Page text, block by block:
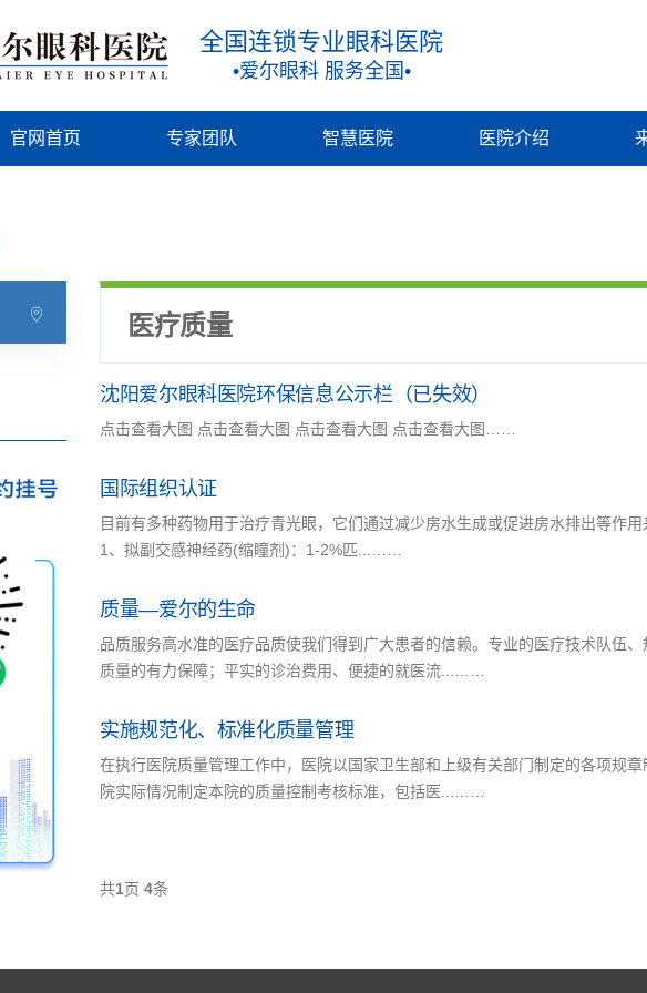
全国连锁专业眼科医院
•爱尔眼科 服务全国•
官网首页 专家团队 智慧医院 医院介绍
医疗质量
沈阳爱尔眼科医院环保信息公示栏（已失效）
点击查看大图 点击查看大图 点击查看大图 点击查看大图……
国际组织认证
目前有多种药物用于治疗青光眼，它们通过减少房水生成或促进房水排出等作
1、拟副交感神经药(缩瞳剂)：1-2%匹...……
质量—爱尔的生命
品质服务高水准的医疗品质使我们得到广大患者的信赖。专业的医疗技术队伍
质量的有力保障；平实的诊治费用、便捷的就医流...……
实施规范化、标准化质量管理
在执行医院质量管理工作中，医院以国家卫生部和上级有关部门制定的各项规
院实际情况制定本院的质量控制考核标准，包括医...……
共1页 4条